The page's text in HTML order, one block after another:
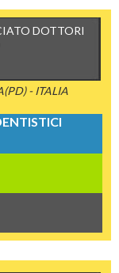
DOTTORI
- ITALIA